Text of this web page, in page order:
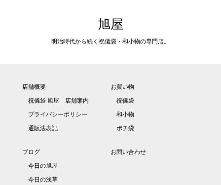
旭屋
明治時代から続く祝儀袋・和小物の専門店。
店舗概要
祝儀袋 旭屋 店舗案内
プライバシーポリシー
通販法表記
お買い物
祝儀袋
和小物
ポチ袋
ブログ
今日の旭屋
今日の浅草
お問い合わせ